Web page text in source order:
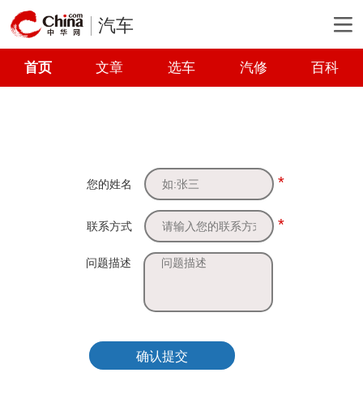
汽车
首页 文章 选车 汽修 百科
您的姓名 *
联系方式 *
问题描述
确认提交